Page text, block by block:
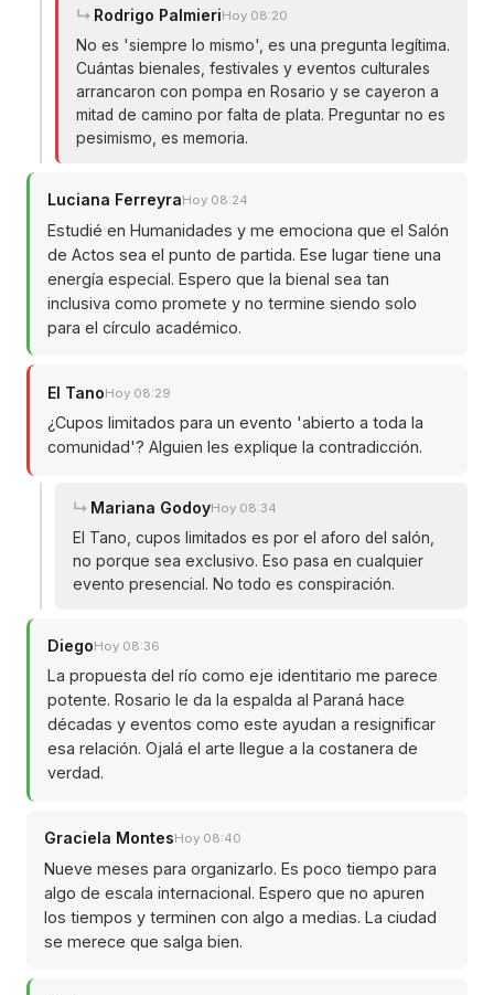
Rodrigo PalmieriHoy 08:20
No es 'siempre lo mismo', es una pregunta legítima.
Cuántas bienales, festivales y eventos culturales
arrancaron con pompa en Rosario y se cayeron a
mitad de camino por falta de plata. Preguntar no es
pesimismo, es memoria.
Luciana FerreyraHoy 08:24
Estudié en Humanidades y me emociona que el Salón
de Actos sea el punto de partida. Ese lugar tiene una
energía especial. Espero que la bienal sea tan
inclusiva como promete y no termine siendo solo
para el círculo académico.
El TanoHoy 08:29
¿Cupos limitados para un evento 'abierto a toda la
comunidad'? Alguien les explique la contradicción.
Mariana GodoyHoy 08:34
El Tano, cupos limitados es por el aforo del salón,
no porque sea exclusivo. Eso pasa en cualquier
evento presencial. No todo es conspiración.
DiegoHoy 08:36
La propuesta del río como eje identitario me parece
potente. Rosario le da la espalda al Paraná hace
décadas y eventos como este ayudan a resignificar
esa relación. Ojalá el arte llegue a la costanera de
verdad.
Graciela MontesHoy 08:40
Nueve meses para organizarlo. Es poco tiempo para
algo de escala internacional. Espero que no apuren
los tiempos y terminen con algo a medias. La ciudad
se merece que salga bien.